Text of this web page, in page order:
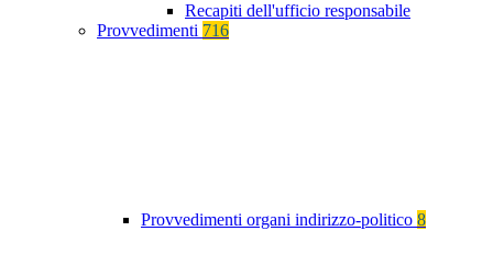
Recapiti dell'ufficio responsabile
Provvedimenti 716
Provvedimenti organi indirizzo-politico 8